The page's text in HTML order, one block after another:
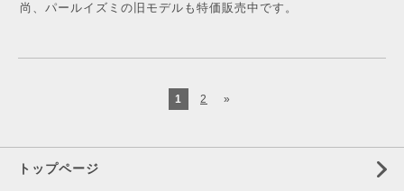
尚、パールイズミの旧モデルも特価販売中です。
1 2 »
トップページ